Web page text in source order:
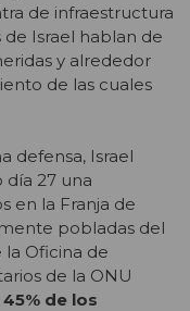
de infraestructura
de Israel hablan de
y alrededor
de las cuales
defensa, Israel
27 una
en la Franja de
pobladas del
Oficina de
de la ONU
de los